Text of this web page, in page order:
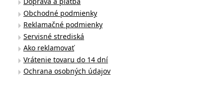
Obchodné podmienky
Reklamačné podmienky
Servisné strediská
Ako reklamovať
Vrátenie tovaru do 14 dní
Ochrana osobných údajov